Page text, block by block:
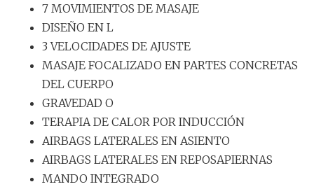
7 MOVIMIENTOS DE MASAJE
DISEÑO EN L
3 VELOCIDADES DE AJUSTE
MASAJE FOCALIZADO EN PARTES CONCRETAS
DEL CUERPO
GRAVEDAD O
TERAPIA DE CALOR POR INDUCCIÓN
AIRBAGS LATERALES EN ASIENTO
AIRBAGS LATERALES EN REPOSAPIERNAS
MANDO INTEGRADO